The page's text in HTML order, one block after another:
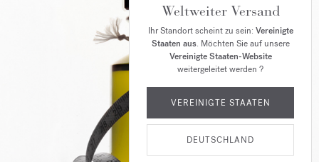
Weltweiter Versand
Ihr Standort scheint zu sein: Vereinigte
Staaten aus. Möchten Sie auf unsere
Vereinigte Staaten-Website
weitergeleitet werden ?
VEREINIGTE STAATEN
DEUTSCHLAND